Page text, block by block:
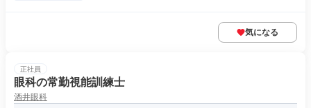
気になる
正社員
眼科の常勤視能訓練士
酒井眼科